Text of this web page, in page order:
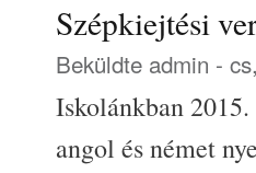
Szépkiejtési
Beküldte admin -
Iskolánkban
angol és német